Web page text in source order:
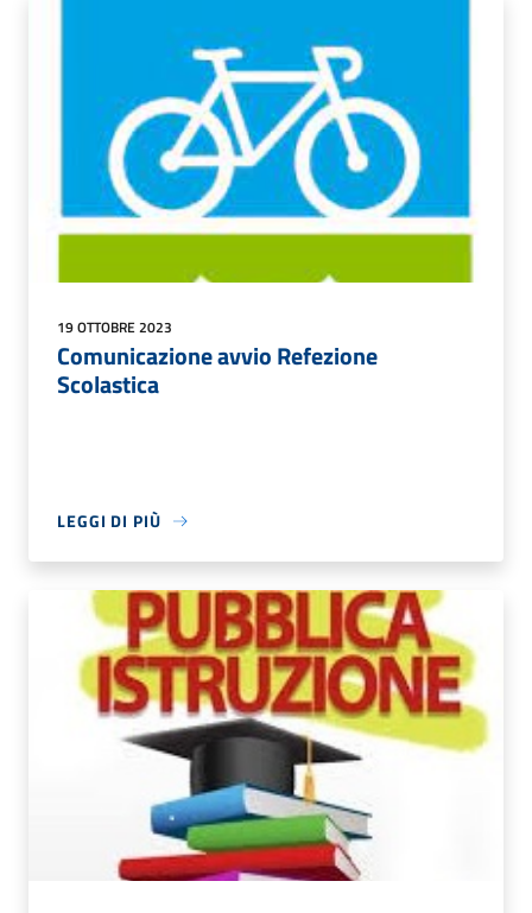
19 OTTOBRE 2023
Comunicazione avvio Refezione
Scolastica
LEGGI DI PIÙ